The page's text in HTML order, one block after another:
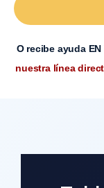
O recibe ayuda
nuestra línea